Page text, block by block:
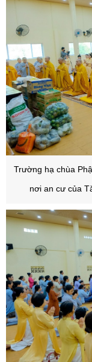
Trường hạ chùa
nơi an cư của